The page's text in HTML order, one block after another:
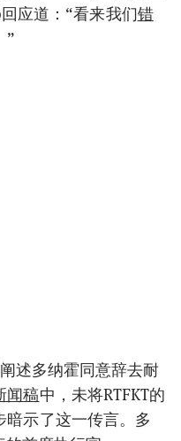
应道：“看来我们错
”
述多纳霍同意辞去耐
闻稿中，未将RTFKT的
示了这一传言。多